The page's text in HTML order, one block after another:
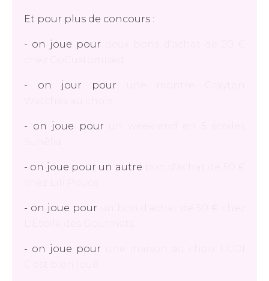
Et pour plus de concours :
- on joue pour
- on jour pour
- on joue pour
- on joue pour un autre
- on joue pour
- on joue pour